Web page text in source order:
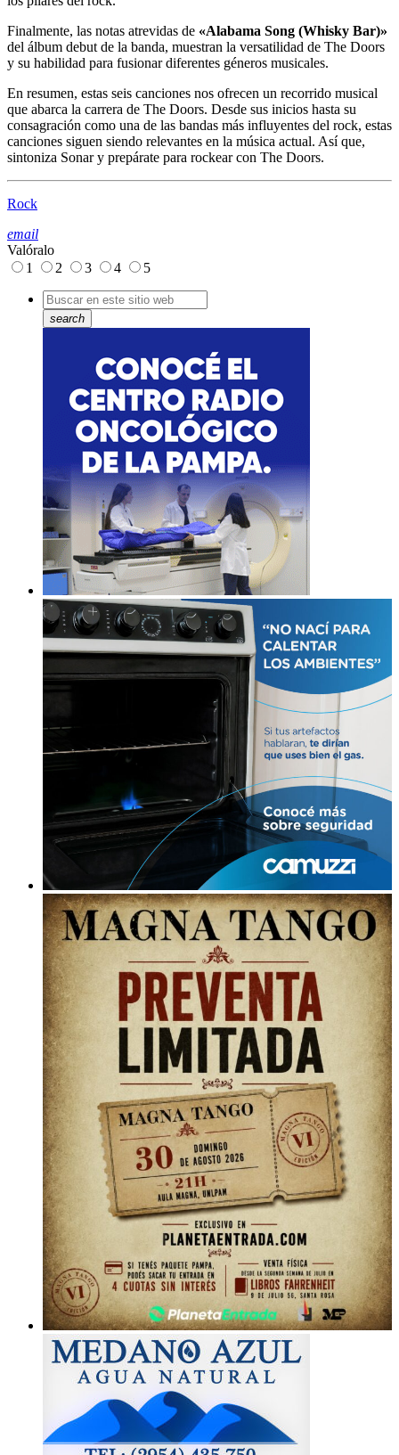
Finalmente, las notas atrevidas de «Alabama Song (Whisky Bar)»
del álbum debut de la banda, muestran la versatilidad de The Doors
y su habilidad para fusionar diferentes géneros musicales.
En resumen, estas seis canciones nos ofrecen un recorrido musical
que abarca la carrera de The Doors. Desde sus inicios hasta su
consagración como una de las bandas más influyentes del rock, estas
canciones siguen siendo relevantes en la música actual. Así que,
sintoniza Sonar y prepárate para rockear con The Doors.
Rock
email
Valóralo
1
2 3 4 5
search